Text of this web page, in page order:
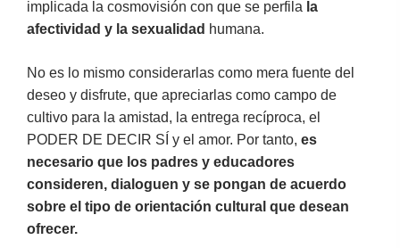
implicada la cosmovisión con que se perfila la
afectividad y la sexualidad humana.
No es lo mismo considerarlas como mera fuente del
deseo y disfrute, que apreciarlas como campo de
cultivo para la amistad, la entrega recíproca, el
PODER DE DECIR SÍ y el amor. Por tanto, es
necesario que los padres y educadores
consideren, dialoguen y se pongan de acuerdo
sobre el tipo de orientación cultural que desean
ofrecer.